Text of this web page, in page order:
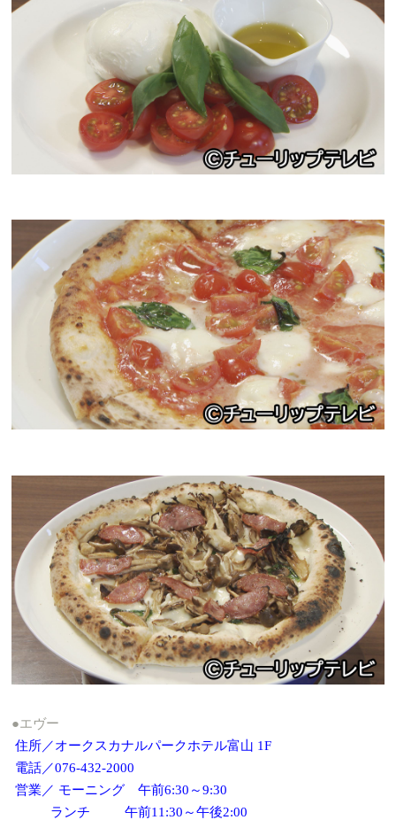
●エヴー
住所／オークスカナルパークホテル富山 1F
電話／076-432-2000
営業／ モーニング 午前6:30～9:30
ランチ 午前11:30～午後2:00